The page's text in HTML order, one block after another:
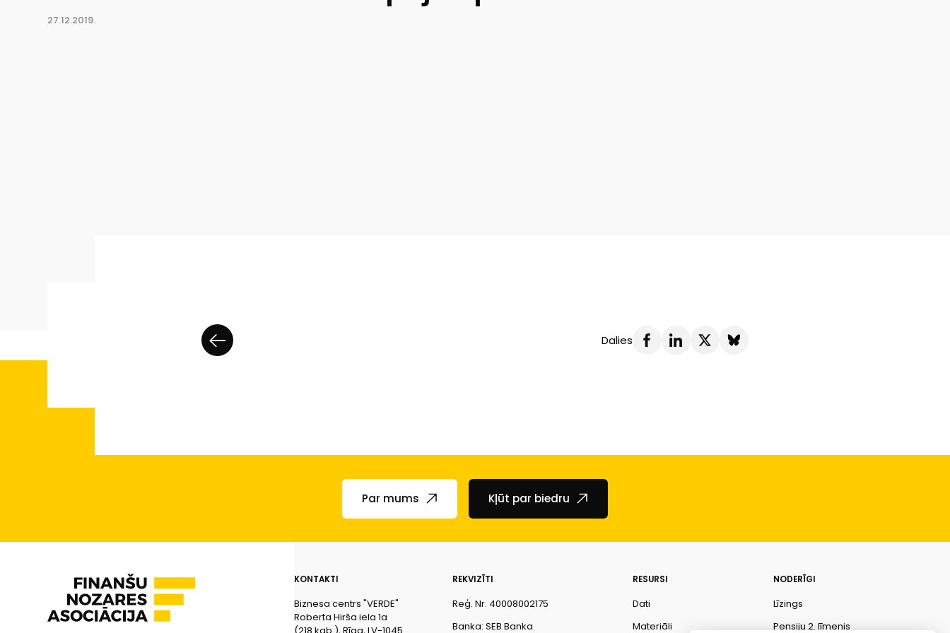
27.12.2019.
Dalies
Par mums Kļūt par biedru
KONTAKTI
Biznesa centrs "VERDE"
Roberta Hirša iela 1a
(218.kab.), Rīga, LV-1045
REKVIZĪTI
Reģ. Nr. 40008002175
Banka: SEB Banka
RESURSI
Dati
Materiāli
NODERĪGI
Līzings
Pensiju 2. līmenis